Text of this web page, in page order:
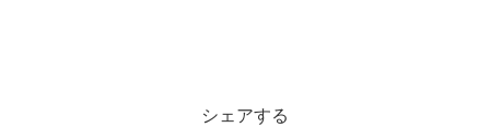
シェアする